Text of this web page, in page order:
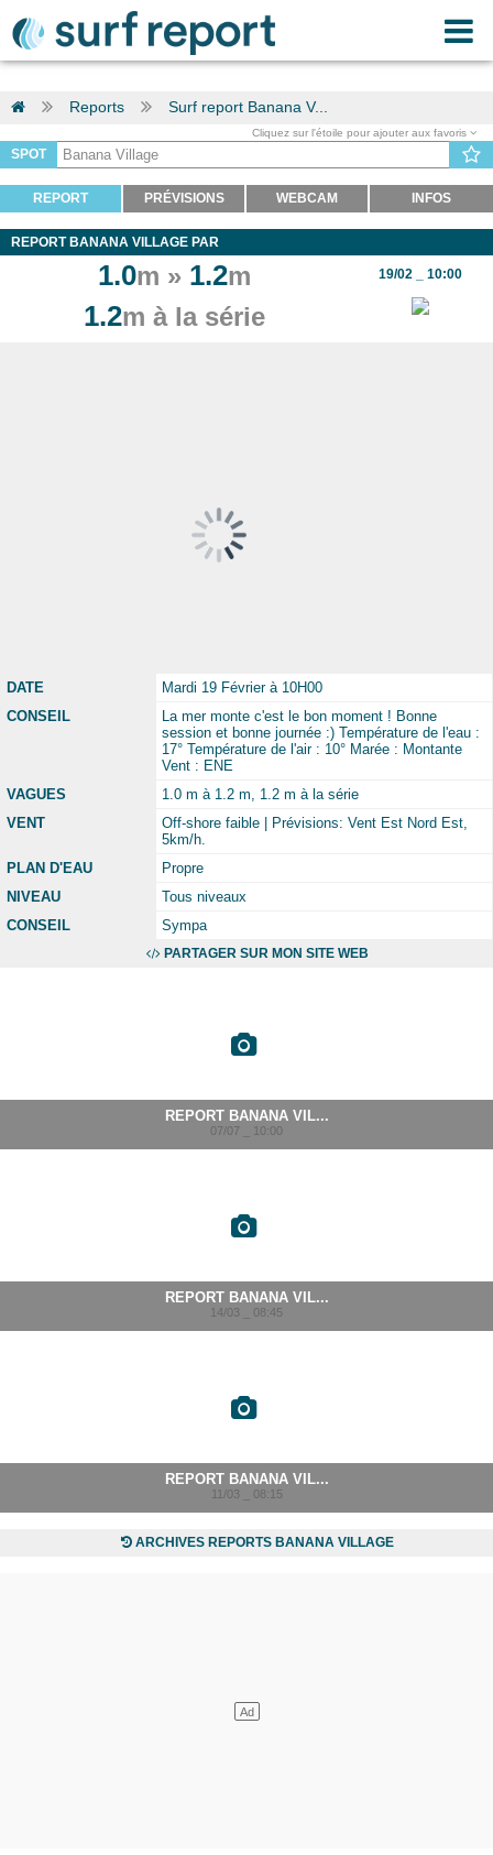
Reports Surf report Banana V...
Cliquez sur l'étoile pour ajouter aux favoris
SPOT
REPORT PRÉVISIONS WEBCAM INFOS
REPORT BANANA VILLAGE PAR
1.0m » 1.2m
1.2m à la série
19/02 _ 10:00
DATE
Mardi 19 Février à 10H00
CONSEIL
La mer monte c'est le bon moment ! Bonne
session et bonne journée :) Température de l'eau :
17° Température de l'air : 10° Marée : Montante
Vent : ENE
VAGUES
1.0 m à 1.2 m, 1.2 m à la série
VENT
Off-shore faible | Prévisions: Vent Est Nord Est,
5km/h.
PLAN D'EAU
Propre
NIVEAU
Tous niveaux
CONSEIL
Sympa
PARTAGER SUR MON SITE WEB
REPORT BANANA VIL...
07/07 _ 10:00
REPORT BANANA VIL...
14/03 _ 08:45
REPORT BANANA VIL...
11/03 _ 08:15
ARCHIVES REPORTS BANANA VILLAGE